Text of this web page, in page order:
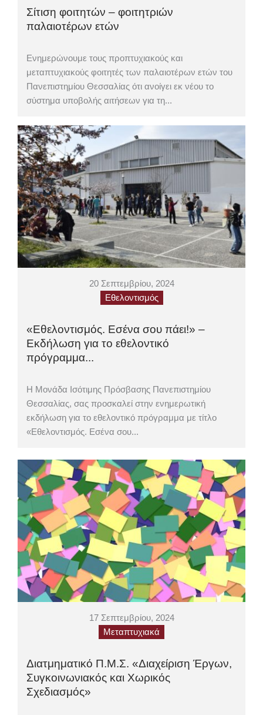
Σίτιση φοιτητών – φοιτητριών
παλαιοτέρων ετών
Ενημερώνουμε τους προπτυχιακούς και
μεταπτυχιακούς φοιτητές των παλαιοτέρων ετών του
Πανεπιστημίου Θεσσαλίας ότι ανοίγει εκ νέου το
σύστημα υποβολής αιτήσεων για τη...
20 Σεπτεμβρίου, 2024
Εθελοντισμός
«Εθελοντισμός. Εσένα σου πάει!» –
Εκδήλωση για το εθελοντικό
πρόγραμμα...
Η Μονάδα Ισότιμης Πρόσβασης Πανεπιστημίου
Θεσσαλίας, σας προσκαλεί στην ενημερωτική
εκδήλωση για το εθελοντικό πρόγραμμα με τίτλο
«Εθελοντισμός. Εσένα σου...
17 Σεπτεμβρίου, 2024
Μεταπτυχιακά
Διατμηματικό Π.Μ.Σ. «Διαχείριση Έργων,
Συγκοινωνιακός και Χωρικός
Σχεδιασμός»